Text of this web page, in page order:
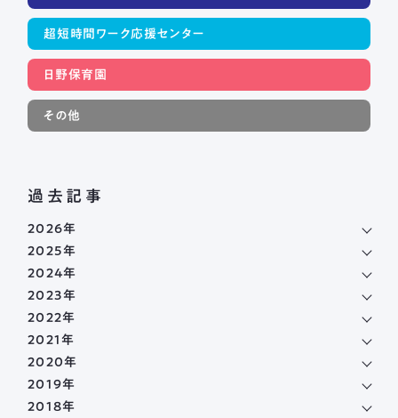
超短時間ワーク応援センター
日野保育園
その他
過去記事
2026年
2025年
2024年
2023年
2022年
2021年
2020年
2019年
2018年